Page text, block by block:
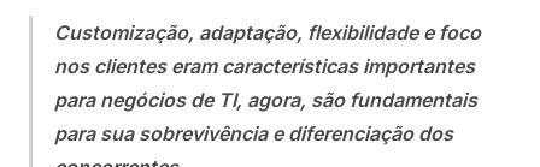
A gaúcha Gruppen IT também intensificou a
atuação remota que já praticava antes mesmo de a
expressão “Covid-19” entrar no vocabulário